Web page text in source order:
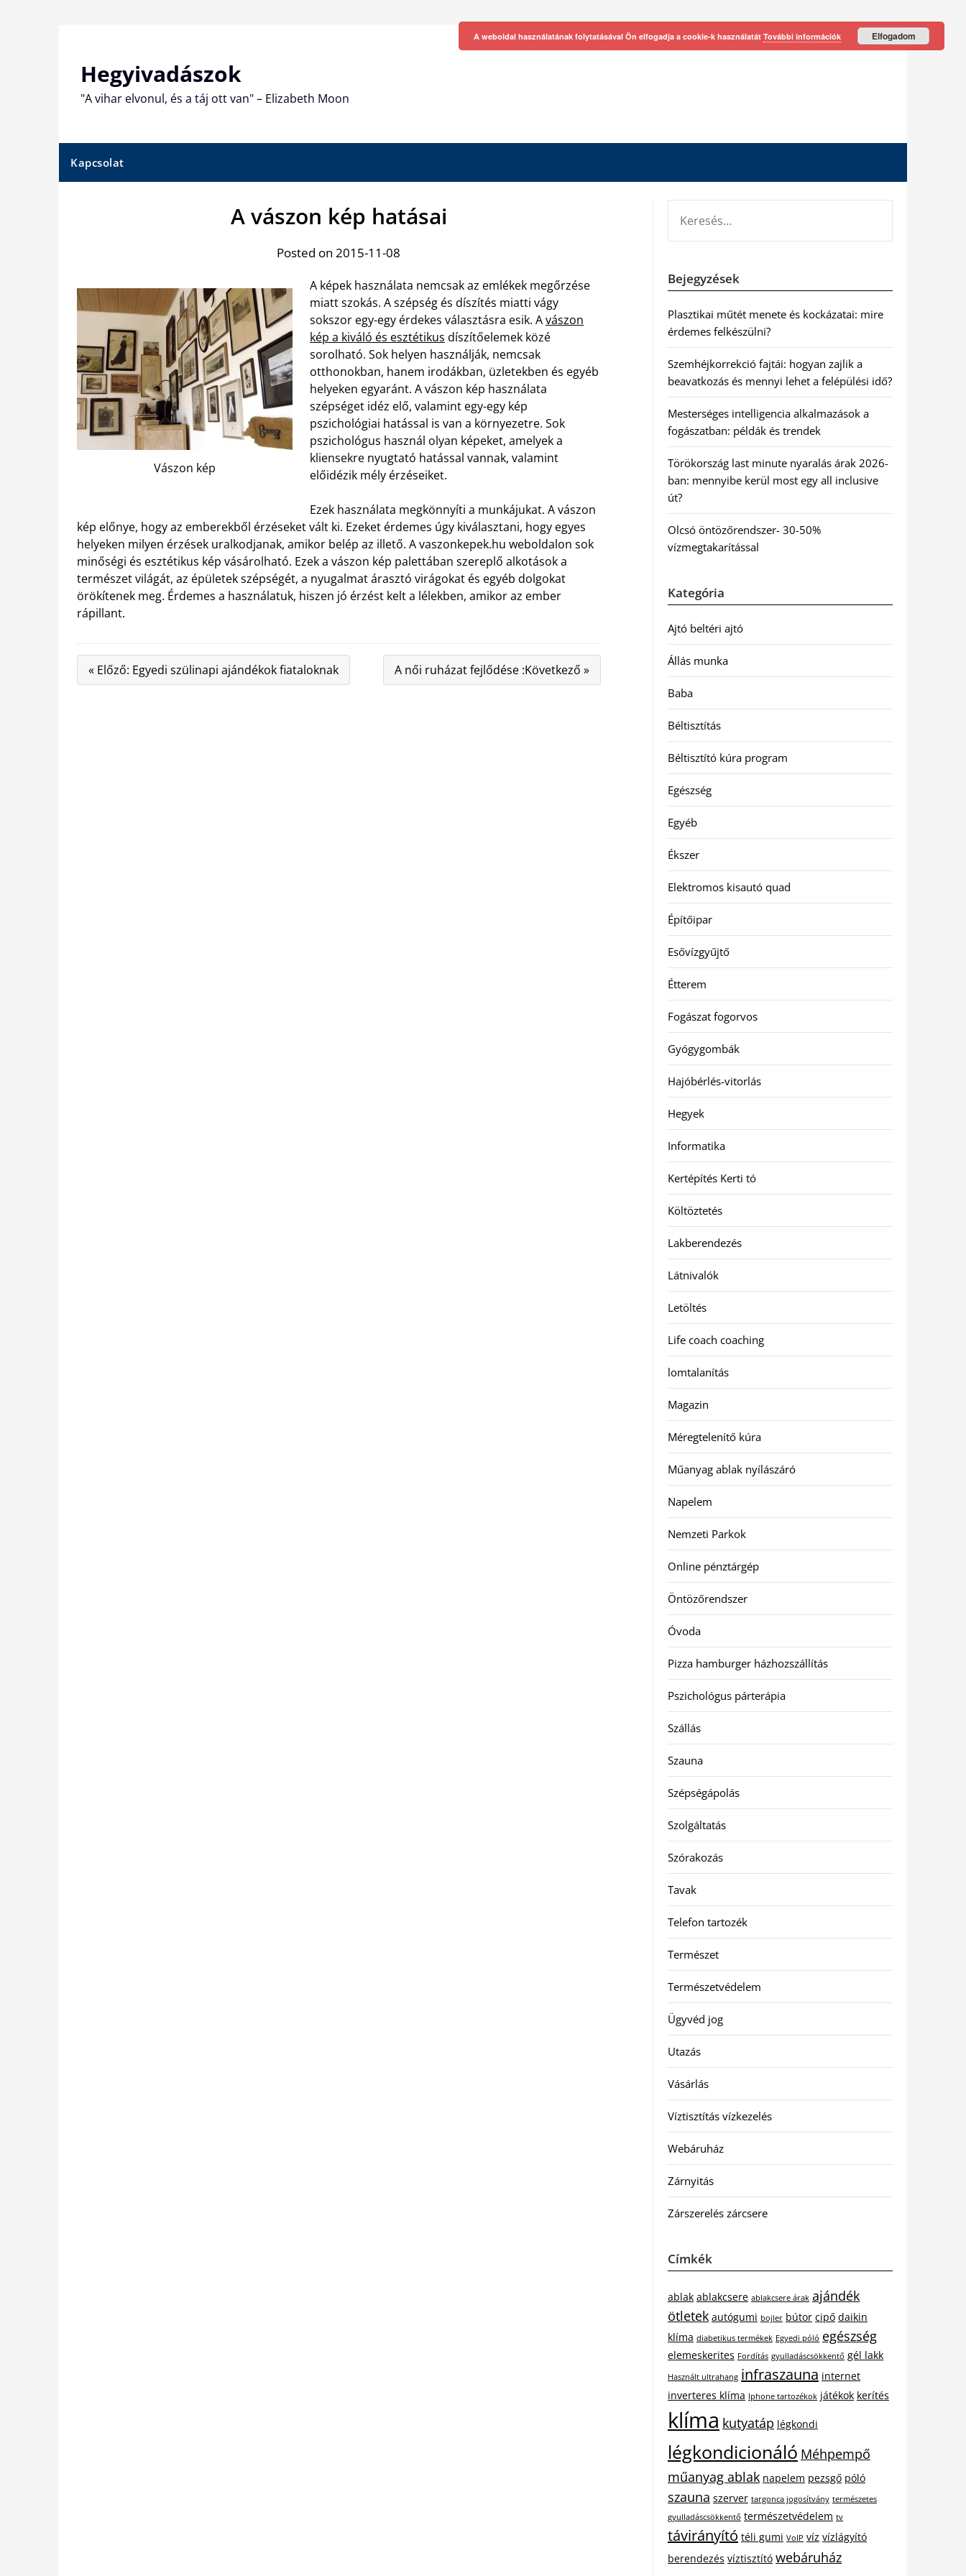
Hegyivadászok
"A vihar elvonul, és a táj ott van" – Elizabeth Moon
Kapcsolat
A vászon kép hatásai
Posted on 2015-11-08
Vászon kép
A képek használata nemcsak az emlékek megőrzése
miatt szokás. A szépség és díszítés miatti vágy
sokszor egy-egy érdekes választásra esik. Avászon
kép a kiváló és esztétikus díszítőelemek közé
sorolható. Sok helyen használják, nemcsak
otthonokban, hanem irodákban, üzletekben és egyéb
helyeken egyaránt. A vászon kép használata
szépséget idéz elő, valamint egy-egy kép
pszichológiai hatással is van a környezetre. Sok
pszichológus használ olyan képeket, amelyek a
kliensekre nyugtató hatással vannak, valamint
előidézik mély érzéseiket.
Ezek használata megkönnyíti a munkájukat. A vászon
kép előnye, hogy az emberekből érzéseket vált ki. Ezeket érdemes úgy kiválasztani, hogy egyes
helyeken milyen érzések uralkodjanak, amikor belép az illető. A vaszonkepek.hu weboldalon sok
minőségi és esztétikus kép vásárolható. Ezek a vászon kép palettában szereplő alkotások a
természet világát, az épületek szépségét, a nyugalmat árasztó virágokat és egyéb dolgokat
örökítenek meg. Érdemes a használatuk, hiszen jó érzést kelt a lélekben, amikor az ember
rápillant.
« Előző: Egyedi szülinapi ajándékok fiataloknak A női ruházat fejlődése :Következő »
Bejegyzések
Plasztikai műtét menete és kockázatai: mire
érdemes felkészülni?
Szemhéjkorrekció fajtái: hogyan zajlik a
beavatkozás és mennyi lehet a felépülési idő?
Mesterséges intelligencia alkalmazások a
fogászatban: példák és trendek
Törökország last minute nyaralás árak 2026-
ban: mennyibe kerül most egy all inclusive
út?
Olcsó öntözőrendszer- 30-50%
vízmegtakarítással
Kategória
Ajtó beltéri ajtó
Állás munka
Baba
Béltisztítás
Béltisztító kúra program
Egészség
Egyéb
Ékszer
Elektromos kisautó quad
Építőipar
Esővízgyűjtő
Étterem
Fogászat fogorvos
Gyógygombák
Hajóbérlés-vitorlás
Hegyek
Informatika
Kertépítés Kerti tó
Költöztetés
Lakberendezés
Látnivalók
Letöltés
Life coach coaching
lomtalanítás
Magazin
Méregtelenítő kúra
Műanyag ablak nyílászáró
Napelem
Nemzeti Parkok
Online pénztárgép
Öntözőrendszer
Óvoda
Pizza hamburger házhozszállítás
Pszichológus párterápia
Szállás
Szauna
Szépségápolás
Szolgáltatás
Szórakozás
Tavak
Telefon tartozék
Természet
Természetvédelem
Ügyvéd jog
Utazás
Vásárlás
Víztisztítás vízkezelés
Webáruház
Zárnyitás
Zárszerelés zárcsere
Címkék
ablak ablakcsere ablakcsere árak ajándék
ötletek autógumi bojler bútor cipő daikin
klíma diabetikus termékek Egyedi póló egészség
elemeskerites Fordítás gyulladáscsökkentő gél lakk
Használt ultrahang infraszauna internet
inverteres klíma Iphone tartozékok játékok kerítés
klíma kutyatáp légkondi
légkondicionáló Méhpempő
műanyag ablak napelem pezsgő póló
szauna szerver targonca jogosítvány természetes
gyulladáscsökkentő természetvédelem tv
távirányító téli gumi VoIP víz vízlágyító
berendezés víztisztító webáruház
A weboldal használatának folytatásával Ön elfogadja a cookie-k használatát További információk Elfogadom